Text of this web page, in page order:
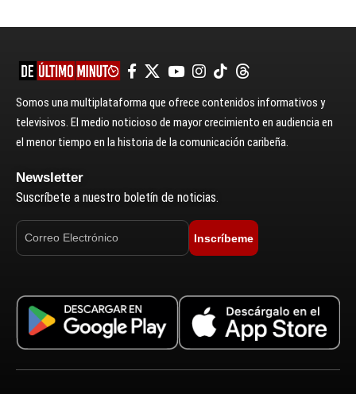
Somos una multiplataforma que ofrece contenidos informativos y
televisivos. El medio noticioso de mayor crecimiento en audiencia en
el menor tiempo en la historia de la comunicación caribeña.
Newsletter
Suscríbete a nuestro boletín de noticias.
Inscríbeme